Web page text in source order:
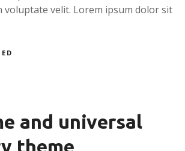
voluptate velit. Lorem ipsum dolor sit
and universal
theme